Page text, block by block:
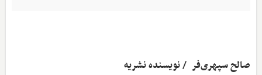
صالح سپهری‌فر / نویسنده نشریه